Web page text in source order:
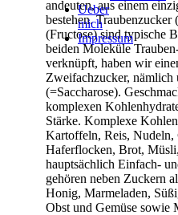
andeuten, aus einem
bestehen.
(Fructose) sindtypische
beiden Moleküle
verknüpft, haben wir
Zweifachzucker, nämlich
(=Saccharose).
komplexen
Stärke. Komplexe
Kartoffeln, Reis, Nudeln,
Haferflocken, Brot,
hauptsächlich Einfach-
gehören neben Zuckern
Honig, Marmeladen,
Obst und Gemüse sowie
Ueber
mich
Impressum